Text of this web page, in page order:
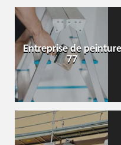
Entreprise de peinture
77